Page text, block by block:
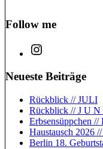
Follow me
Neueste Beiträge
Rückblick // JULI
Rückblick // J U N
Erbsensüppchen
Haustausch 2026
Berlin 18.